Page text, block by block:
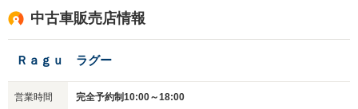
中古車販売店情報
Ｒａｇｕ ラグー
営業時間 完全予約制10:00～18:00